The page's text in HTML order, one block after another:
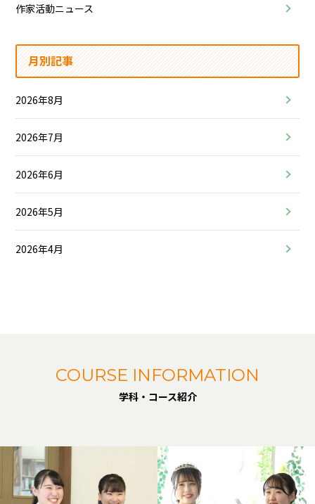
作家活動ニュース
月別記事
2026年8月
2026年7月
2026年6月
2026年5月
2026年4月
COURSE INFORMATION
学科・コース紹介